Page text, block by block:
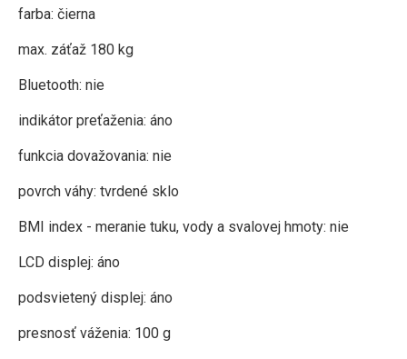
farba: čierna
max. záťaž 180 kg
Bluetooth: nie
indikátor preťaženia: áno
funkcia dovažovania: nie
povrch váhy: tvrdené sklo
BMI index - meranie tuku, vody a svalovej hmoty: nie
LCD displej: áno
podsvietený displej: áno
presnosť váženia: 100 g